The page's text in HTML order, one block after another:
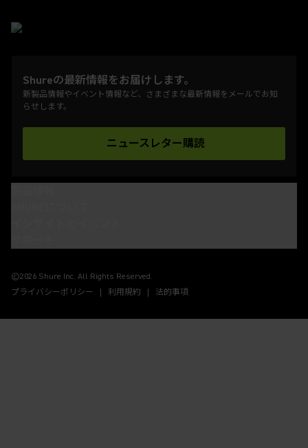
Shureの最新情報をお届けします。
新製品情報やイベント情報など、さまざまな最新情報をメールでお知
らせします。
ニュースレター購読
(Opens in a new tab)
©2026 Shure Inc. All Rights Reserved.
プライバシーポリシー
利用規約 法的事項